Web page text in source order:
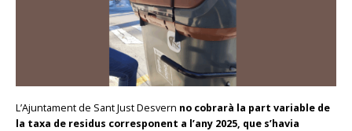
L’Ajuntament de Sant Just Desvern no cobrarà la part variable de
la taxa de residus corresponent a l’any 2025, que s’havia